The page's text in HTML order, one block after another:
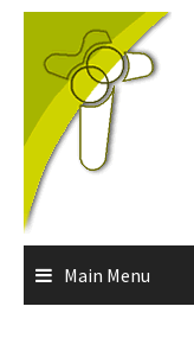
Skip
content
Main Menu